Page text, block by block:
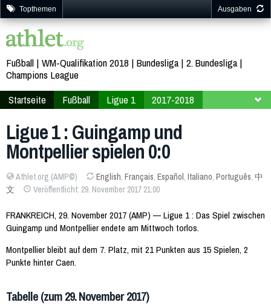
Topthemen Ausgaben
Fußball WM-Qualifikation 2018 Bundesliga 2. Bundesliga
Champions League
Startseite
Fußball Ligue 1
2017-2018
Ligue 1 : Guingamp und
Montpellier spielen 0:0
Athlet.org (AMP©) English, Français, Español, Italiano, Português, 中
文
Veröffentlicht: 29. November 2017 21:00
FRANKREICH, 29. November 2017 (AMP) — Ligue 1 : Das Spiel zwischen
Guingamp und Montpellier endete am Mittwoch torlos.
Montpellier bleibt auf dem 7. Platz, mit 21 Punkten aus 15 Spielen, 2
Punkte hinter Caen.
Tabelle (zum 29. November 2017)